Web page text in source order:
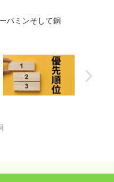
パミンそして銅